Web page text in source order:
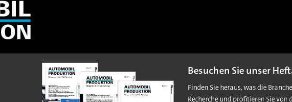
Besuchen Sie unser
Finden Sie heraus, was die
Recherche und profitieren Sie